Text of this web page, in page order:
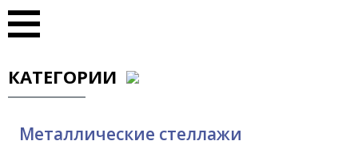
КАТЕГОРИИ
Металлические стеллажи